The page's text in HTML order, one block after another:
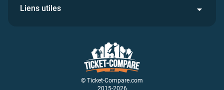
© Ticket-Compare.com
2015-2026
Liens utiles